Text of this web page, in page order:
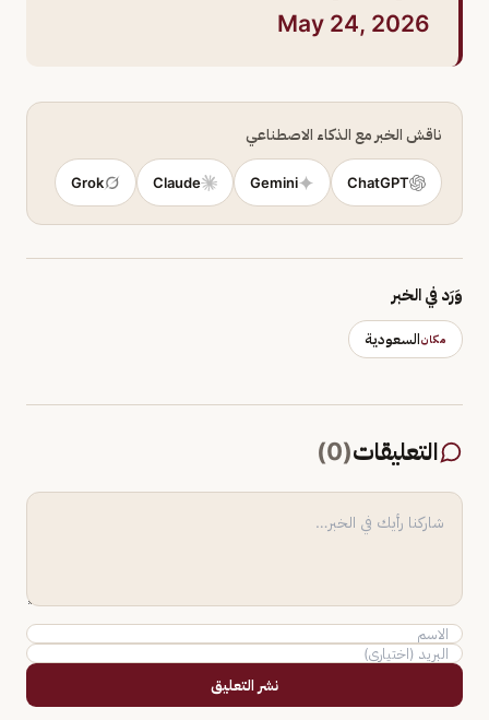
May 24, 2026
ناقش الخبر مع الذكاء الاصطناعي
ChatGPT
Gemini
Claude
Grok
وَرَد في الخبر
مكانالسعودية
التعليقات(
0
)
نشر التعليق